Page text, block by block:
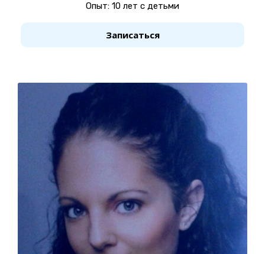
Опыт: 10 лет с детьми
Записаться